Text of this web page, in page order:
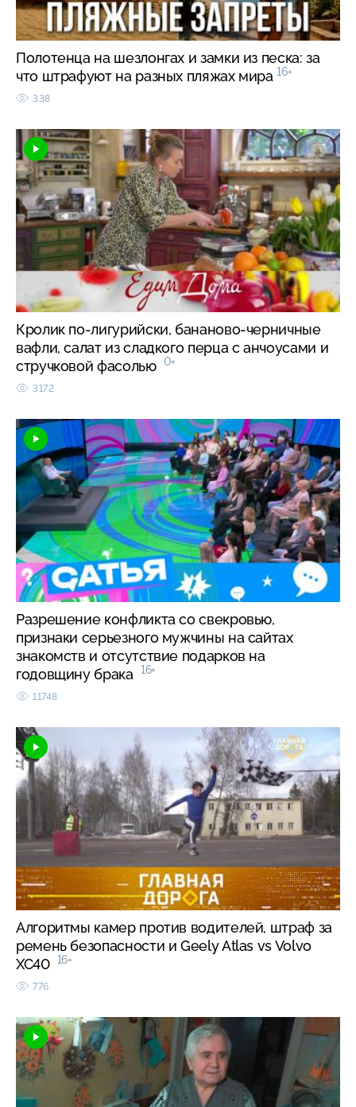
Полотенца на шезлонгах и замки из песка: за
что штрафуют на разных пляжах мира 16+
338
Кролик по-лигурийски, бананово-черничные
вафли, салат из сладкого перца с анчоусами и
стручковой фасолью 0+
3172
Разрешение конфликта со свекровью,
признаки серьезного мужчины на сайтах
знакомств и отсутствие подарков на
годовщину брака
16+
11748
Алгоритмы камер против водителей, штраф за
ремень безопасности и Geely Atlas vs Volvo
XC40 16+
776